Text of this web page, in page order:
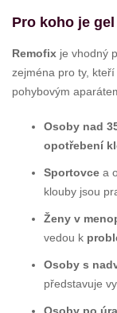
Pro koho je
Remofix je vhodný
zejména pro ty,
pohybovým
Osoby nad
opotřebení
Sportovce a
klouby jsou
Ženy v
vedou k
Osoby s
představuje